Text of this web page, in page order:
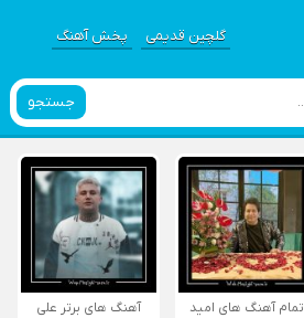
گلچین قدیمی پخش آهنگ
جستجو
تمام آهنگ های امید
آهنگ های برتر علی